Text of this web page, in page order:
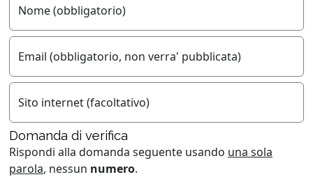
Nome (obbligatorio)
Email (obbligatorio, non verra' pubblicata)
Sito internet (facoltativo)
Domanda di verifica
Rispondi alla domanda seguente usando una sola
parola, nessun numero.